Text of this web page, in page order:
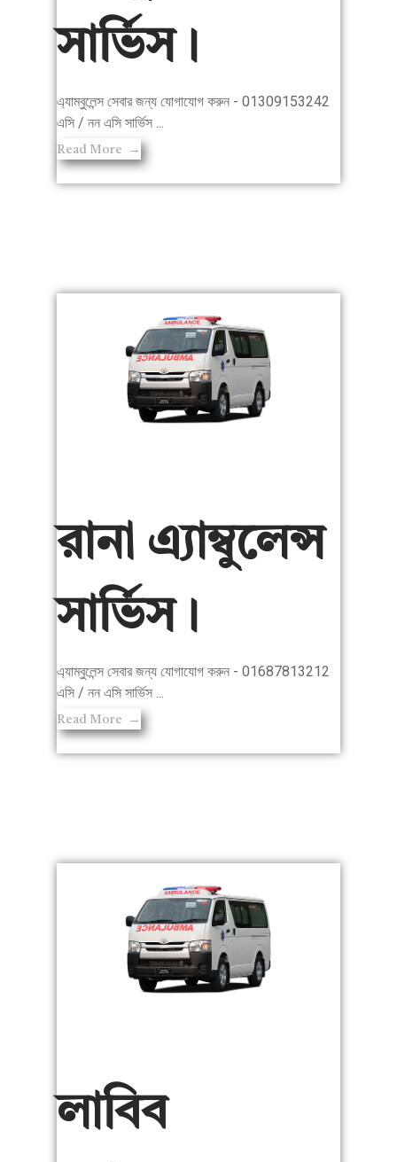
সার্ভিস।
এ্যাম্বুলেন্স সেবার জন্য যোগাযোগ করুন - 01309153242
এসি / নন এসি সার্ভিস ...
Read More
রানা এ্যাম্বুলেন্স
সার্ভিস।
এ্যাম্বুলেন্স সেবার জন্য যোগাযোগ করুন - 01687813212
এসি / নন এসি সার্ভিস ...
Read More
লাবিব